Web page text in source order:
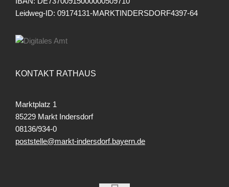
Leidweg-ID: 09174131-MARKTINDERSDORF4397-64
KONTAKT RATHAUS
Marktplatz 1
85229 Markt Indersdorf
08136/934-0
poststelle@markt-indersdorf.bayern.de